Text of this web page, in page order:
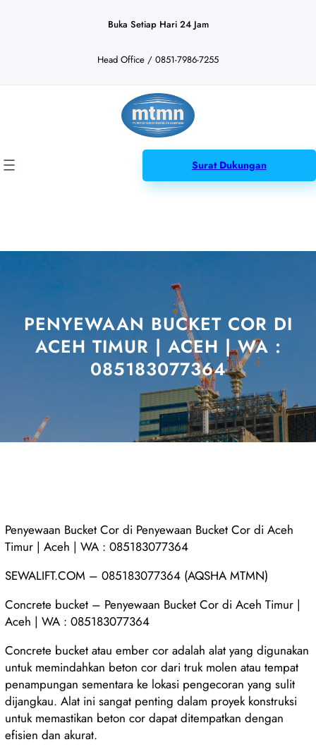
Buka Setiap Hari 24 Jam
Head Office / 0851-7986-7255
Surat Dukungan
PENYEWAAN BUCKET COR DI
ACEH TIMUR | ACEH | WA :
085183077364
Penyewaan Bucket Cor di Penyewaan Bucket Cor di Aceh
Timur | Aceh | WA : 085183077364
SEWALIFT.COM – 085183077364 (AQSHA MTMN)
Concrete bucket – Penyewaan Bucket Cor di Aceh Timur |
Aceh | WA : 085183077364
Concrete bucket atau ember cor adalah alat yang digunakan
untuk memindahkan beton cor dari truk molen atau tempat
penampungan sementara ke lokasi pengecoran yang sulit
dijangkau. Alat ini sangat penting dalam proyek konstruksi
untuk memastikan beton cor dapat ditempatkan dengan
efisien dan akurat.